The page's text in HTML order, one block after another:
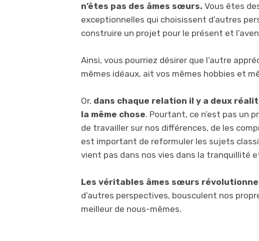
n’êtes pas des âmes sœurs. Vous êtes
exceptionnelles qui choisissent d’autres
construire un projet pour le présent et
Ainsi, vous pourriez désirer que l’autre
mêmes idéaux, ait vos mêmes hobbies et
Or, dans chaque relation il y a deux
la même chose. Pourtant, ce n’est pas un
de travailler sur nos différences, de les
est important de reformuler les sujets
vient pas dans nos vies dans la tranquillité
Les véritables âmes sœurs
d’autres perspectives, bousculent nos
meilleur de nous-mêmes.